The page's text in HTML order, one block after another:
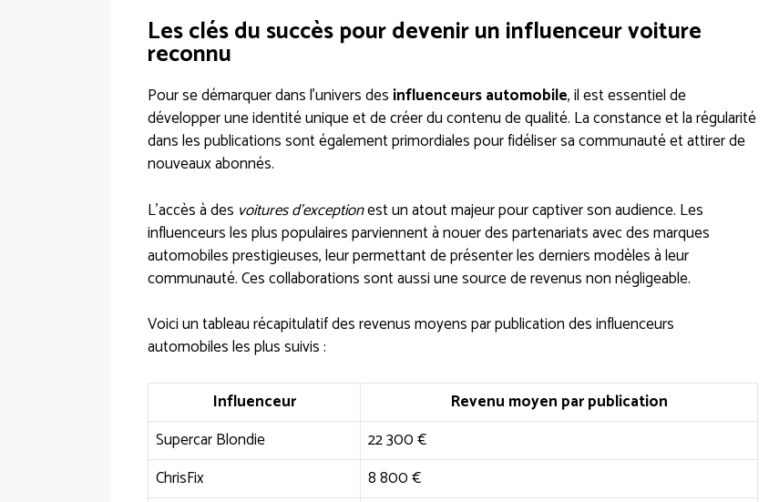
Les clés du succès pour devenir un influenceur voiture
reconnu
Pour se démarquer dans l’univers des influenceurs automobile, il est essentiel de
développer une identité unique et de créer du contenu de qualité. La constance et la régularité
dans les publications sont également primordiales pour fidéliser sa communauté et attirer de
nouveaux abonnés.
L’accès à des voitures d’exceptionest un atout majeur pour captiver son audience. Les
influenceurs les plus populaires parviennent à nouer des partenariats avec des marques
automobiles prestigieuses, leur permettant de présenter les derniers modèles à leur
communauté. Ces collaborations sont aussi une source de revenus non négligeable.
Voici un tableau récapitulatif des revenus moyens par publication des influenceurs
automobiles les plus suivis :
Influenceur
Revenu moyen par publication
Supercar Blondie
22 300 €
ChrisFix
8 800 €